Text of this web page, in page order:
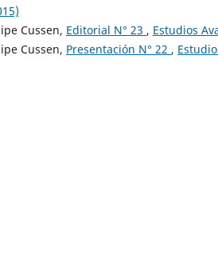
Cussen, Editorial N° 23 , Estudios
Cussen, Presentación N° 22 ,